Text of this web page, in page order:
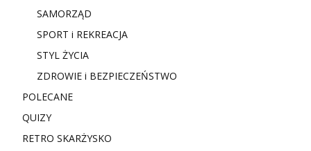
SAMORZĄD
SPORT i REKREACJA
STYL ŻYCIA
ZDROWIE i BEZPIECZEŃSTWO
POLECANE
QUIZY
RETRO SKARŻYSKO